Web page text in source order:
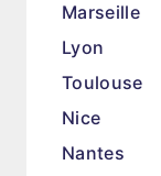
Marseille
Lyon
Toulouse
Nice
Nantes